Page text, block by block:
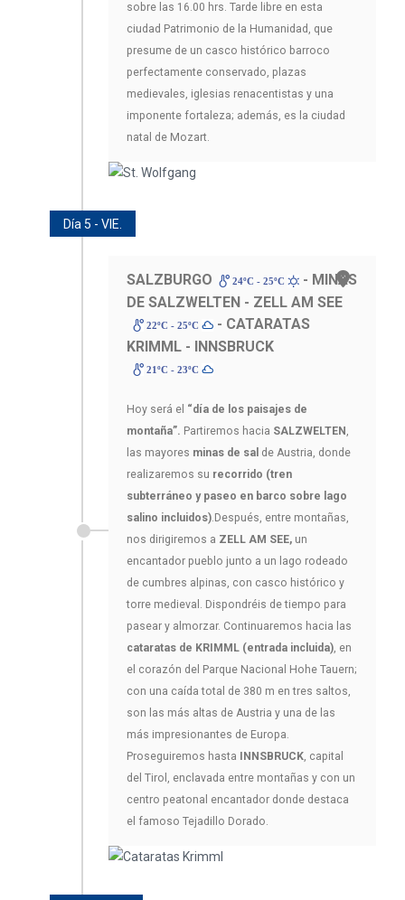
sobre las 16.00 hrs. Tarde libre en esta
ciudad Patrimonio de la Humanidad, que
presume de un casco histórico barroco
perfectamente conservado, plazas
medievales, iglesias renacentistas y una
imponente fortaleza; además, es la ciudad
natal de Mozart.
Día 5 - VIE.
SALZBURGO 24ºC - 25ºC
- MINAS
DE SALZWELTEN - ZELL AM SEE
22ºC - 25ºC
- CATARATAS
KRIMML - INNSBRUCK
21ºC - 23ºC
Hoy será el “día de los paisajes de
montaña”. Partiremos hacia SALZWELTEN ,
las mayores minas de sal de Austria, donde
realizaremos su recorrido (tren
subterráneo y paseo en barco sobre lago
salino incluidos).Después, entre montañas,
nos dirigiremos a ZELL AM SEE, un
encantador pueblo junto a un lago rodeado
de cumbres alpinas, con casco histórico y
torre medieval. Dispondréis de tiempo para
pasear y almorzar. Continuaremos hacia las
cataratas de KRIMML (entrada incluida), en
el corazón del Parque Nacional Hohe Tauern;
con una caída total de 380 m en tres saltos,
son las más altas de Austria y una de las
más impresionantes de Europa.
Proseguiremos hasta INNSBRUCK, capital
del Tirol, enclavada entre montañas y con un
centro peatonal encantador donde destaca
el famoso Tejadillo Dorado.